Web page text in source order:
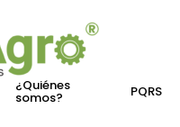
¿Quiénes
somos? PQRS